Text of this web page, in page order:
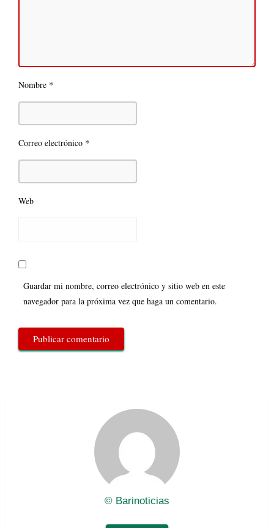
Nombre *
Correo electrónico *
Web
Guardar mi nombre, correo electrónico y sitio web en este
navegador para la próxima vez que haga un comentario.
© Barinoticias